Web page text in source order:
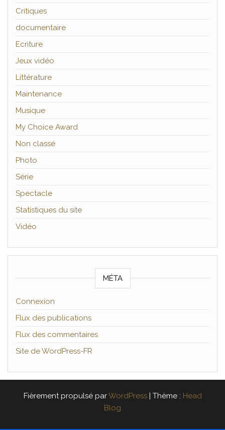
Critiques
documentaire
Ecriture
Jeux vidéo
Littérature
Maintenance
Musique
My Choice Award
Non classé
Photo
Série
Spectacle
Statistiques du site
Vidéo
MÉTA
Connexion
Flux des publications
Flux des commentaires
Site de WordPress-FR
Fièrement propulsé parWordPress Thème : Head
Blog